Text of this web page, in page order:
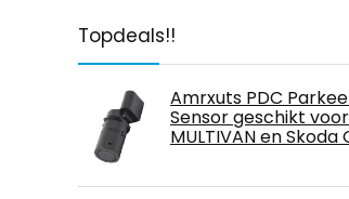
Topdeals!!
Amrxuts PDC
Sensor geschikt
MULTIVAN en